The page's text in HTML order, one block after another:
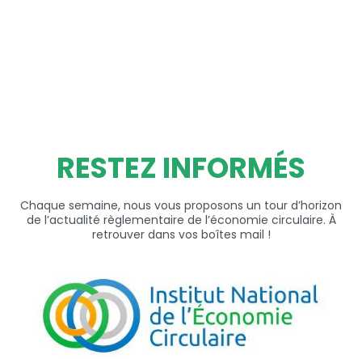
RESTEZ INFORMÉS
Chaque semaine, nous vous proposons un tour d’horizon
de l’actualité règlementaire de l’économie circulaire. À
retrouver dans vos boîtes mail !